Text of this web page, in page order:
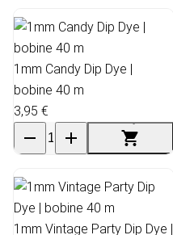
1mm Candy Dip Dye |
bobine 40 m
3,95 €
1mm Vintage Party Dip Dye |